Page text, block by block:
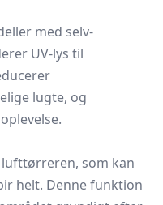
med selv-
UV-lys til
lugte, og
som kan
helt. Denne funktion